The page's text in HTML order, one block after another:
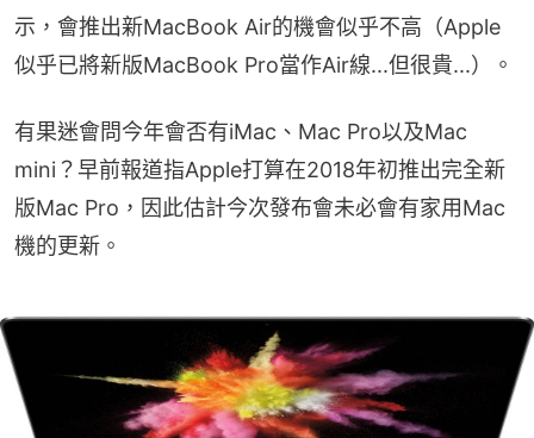
示，會推出新MacBook Air的機會似乎不高（Apple
似乎已將新版MacBook Pro當作Air線...但很貴...）。
有果迷會問今年會否有iMac、Mac Pro以及Mac
mini？早前報道指Apple打算在2018年初推出完全新
版Mac Pro，因此估計今次發布會未必會有家用Mac
機的更新。